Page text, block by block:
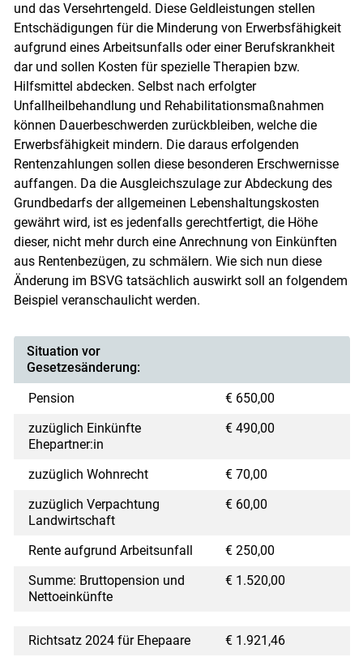
und das Versehrtengeld. Diese Geldleistungen stellen
Entschädigungen für die Minderung von Erwerbsfähigkeit
aufgrund eines Arbeitsunfalls oder einer Berufskrankheit
dar und sollen Kosten für spezielle Therapien bzw.
Hilfsmittel abdecken. Selbst nach erfolgter
Unfallheilbehandlung und Rehabilitationsmaßnahmen
können Dauerbeschwerden zurückbleiben, welche die
Erwerbsfähigkeit mindern. Die daraus erfolgenden
Rentenzahlungen sollen diese besonderen Erschwernisse
auffangen. Da die Ausgleichszulage zur Abdeckung des
Grundbedarfs der allgemeinen Lebenshaltungskosten
gewährt wird, ist es jedenfalls gerechtfertigt, die Höhe
dieser, nicht mehr durch eine Anrechnung von Einkünften
aus Rentenbezügen, zu schmälern. Wie sich nun diese
Änderung im BSVG tatsächlich auswirkt soll an folgendem
Beispiel veranschaulicht werden.
Situation vor
Gesetzesänderung:
Pension
€ 650,00
zuzüglich Einkünfte
Ehepartner:in
€ 490,00
zuzüglich Wohnrecht
€ 70,00
zuzüglich Verpachtung
Landwirtschaft
€ 60,00
Rente aufgrund Arbeitsunfall
€ 250,00
Summe: Bruttopension und
Nettoeinkünfte
€ 1.520,00
Richtsatz 2024 für Ehepaare € 1.921,46